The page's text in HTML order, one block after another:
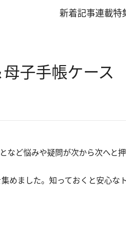
新着記事連載特
子手帳ケース
など悩みや疑問が次から次へ
めました。知っておくと安心な